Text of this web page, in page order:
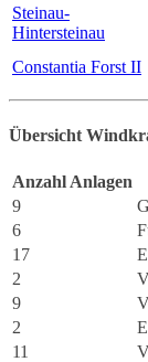
Steinau-
Hintersteinau
Constantia Forst II
Übersicht
Anzahl Anlagen
9
6
17
2
9
2
11